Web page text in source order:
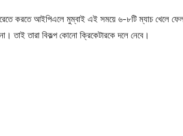
করতে আইপিএলে মুম্বাই এই সময়ে ৬-৮টি ম্যাচ খেলে
তাই তারা বিকল্প কোনো ক্রিকেটারকে দলে নেবে।